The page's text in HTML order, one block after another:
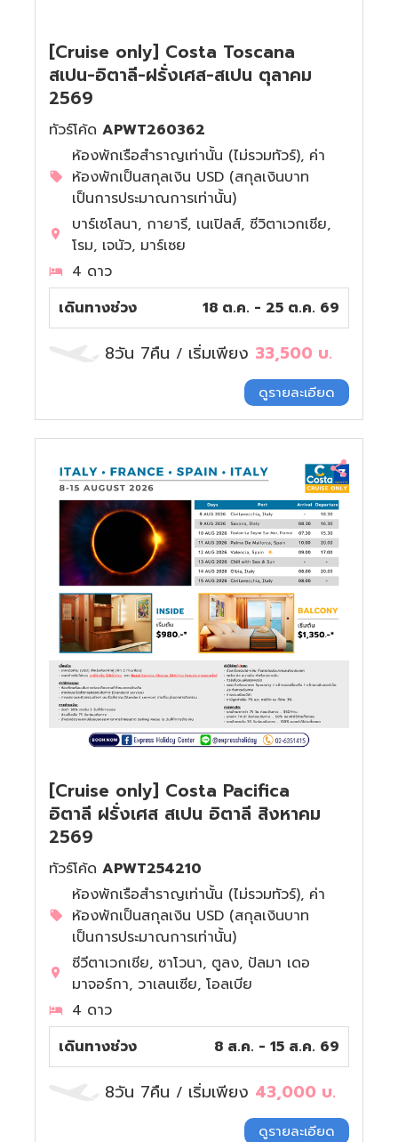
[Cruise only] Costa Toscana
สเปน-อิตาลี-ฝรั่งเศส-สเปน ตุลาคม
2569
ทัวร์โค้ด APWT260362
ห้องพักเรือสำราญเท่านั้น (ไม่รวมทัวร์), ค่า
ห้องพักเป็นสกุลเงิน USD (สกุลเงินบาท
เป็นการประมาณการเท่านั้น)
บาร์เซโลนา, กายารี, เนเปิลส์, ซีวิตาเวกเชีย,
โรม, เจนัว, มาร์เซย
4 ดาว
เดินทางช่วง
18 ต.ค. - 25 ต.ค. 69
8วัน 7คืน / เริ่มเพียง 33,500 บ.
ดูรายละเอียด
[Cruise only] Costa Pacifica
อิตาลี ฝรั่งเศส สเปน อิตาลี สิงหาคม
2569
ทัวร์โค้ด APWT254210
ห้องพักเรือสำราญเท่านั้น (ไม่รวมทัวร์), ค่า
ห้องพักเป็นสกุลเงิน USD (สกุลเงินบาท
เป็นการประมาณการเท่านั้น)
ซีวีตาเวกเชีย, ซาโวนา, ตูลง, ปัลมา เดอ
มาจอร์กา, วาเลนเซีย, โอลเบีย
4 ดาว
เดินทางช่วง
8 ส.ค. - 15 ส.ค. 69
8วัน 7คืน / เริ่มเพียง 43,000 บ.
ดูรายละเอียด